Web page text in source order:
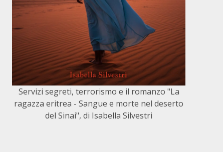
Servizi segreti, terrorismo e il romanzo "La
ragazza eritrea - Sangue e morte nel deserto
del Sinai", di Isabella Silvestri